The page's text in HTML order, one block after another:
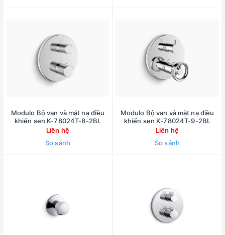
Modulo Bộ van và mặt nạ điều
khiển sen K-78024T-8-2BL
Liên hệ
So sánh
Modulo Bộ van và mặt nạ điều
khiển sen K-78024T-9-2BL
Liên hệ
So sánh